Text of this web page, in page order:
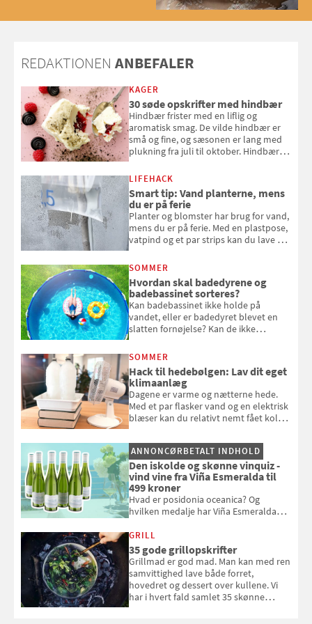
REDAKTIONEN ANBEFALER
KAGER
30 søde opskrifter med hindbær
Hindbær frister med en liflig og
aromatisk smag. De vilde hindbær er
små og fine, og sæsonen er lang med
plukning fra juli til oktober. Hindbær
kan bruge dine hindbær i alt fra
bagværk og salater til is og syltning.
LIFEHACK
Smart tip: Vand planterne, mens
du er på ferie
Planter og blomster har brug for vand,
mens du er på ferie. Med en plastpose,
vatpind og et par strips kan du lave dit
at bede naboen om at vande eller
komme hjem til døde planter
SOMMER
Hvordan skal badedyrene og
badebassinet sorteres?
Kan badebassinet ikke holde på
vandet, eller er badedyret blevet en
slatten fornøjelse? Kan de ikke
opmærksom, når du smider
badebassinet eller et badedyr ud
SOMMER
Hack til hedebølgen: Lav dit eget
klimaanlæg
Dagene er varme og nætterne hede.
Med et par flasker vand og en elektrisk
blæser kan du relativt nemt fået koldt
og se, hvordan du gør
ANNONCØRBETALT INDHOLD
Den iskolde og skønne vinquiz -
vind vine fra Viña Esmeralda til
499 kroner
Hvad er posidonia oceanica? Og
hvilken medalje har Viña Esmeralda
med i Samvirkes skønne vinquiz, hvor
du kan vinde 6 flasker vin fra Viña
Esmeralda. Konkurrencen slutter 1.
september 2026.
GRILL
35 gode grillopskrifter
Grillmad er god mad. Man kan med ren
samvittighed lave både forret,
hovedret og dessert over kullene. Vi
har i hvert fald samlet 35 skønne